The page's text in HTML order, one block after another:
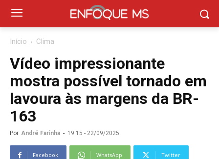
Início Clima
Vídeo impressionante
mostra possível tornado em
lavoura às margens da BR-
163
Por André Farinha - 19:15 - 22/09/2025
Facebook WhatsApp Twitter